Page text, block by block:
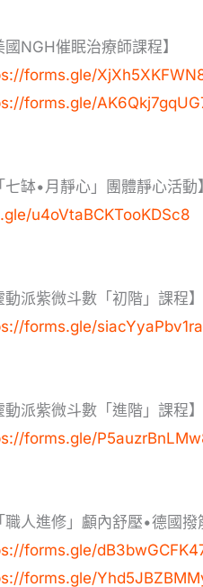
國NGH催眠治療師課程】
forms.gle/
forms.gle/
七缽•月靜心」團體靜心活動
u4oVtaBCKTooKDSc8
動派紫微斗數「初階」課程】
forms.gle/
動派紫微斗數「進階」課程】
forms.gle/
職人進修」顱內舒壓•德國撥
forms.gle/
forms.gle/